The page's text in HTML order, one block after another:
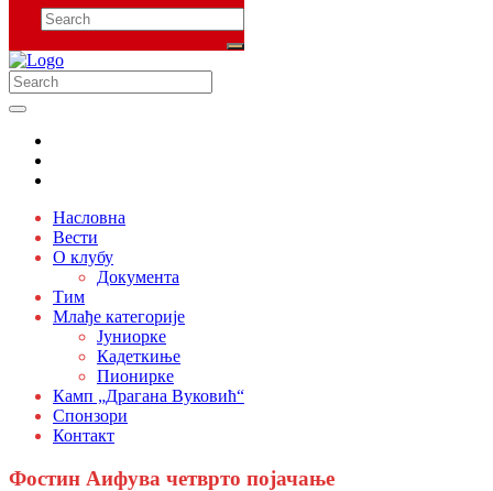
Насловна
Вести
О клубу
Документа
Тим
Млађе категорије
Јуниорке
Кадеткиње
Пионирке
Камп „Драгана Вуковић“
Спонзори
Контакт
Фостин Аифува четврто појачање